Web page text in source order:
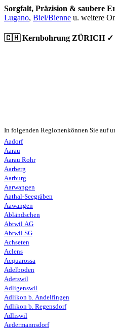
Sorgfalt, Präzision & saubere
Lugano, Biel/Bienne u. weitere
🇨🇭 Kernbohrung ZÜRICH ✓
In folgenden Regionenkönnen Sie auf
Aadorf
Aarau
Aarau Rohr
Aarberg
Aarburg
Aarwangen
Aathal-Seegräben
Aawangen
Abländschen
Abtwil AG
Abtwil SG
Achseten
Aclens
Acquarossa
Adelboden
Adetswil
Adligenswil
Adlikon b. Andelfingen
Adlikon b. Regensdorf
Adliswil
Aedermannsdorf